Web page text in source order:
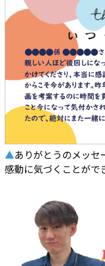
▲ありがとうのメッセ
感動に気づくことがで